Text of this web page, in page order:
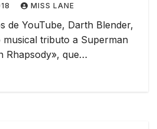
MISS LANE
de YouTube, Darth Blender,
tributo a Superman
Rhapsody», que…